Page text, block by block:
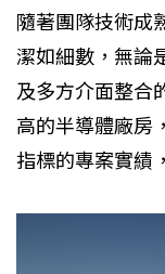
隨著團隊技術成
潔如細數，無論
及多方介面整合
高的半導體廠房
指標的專案實績